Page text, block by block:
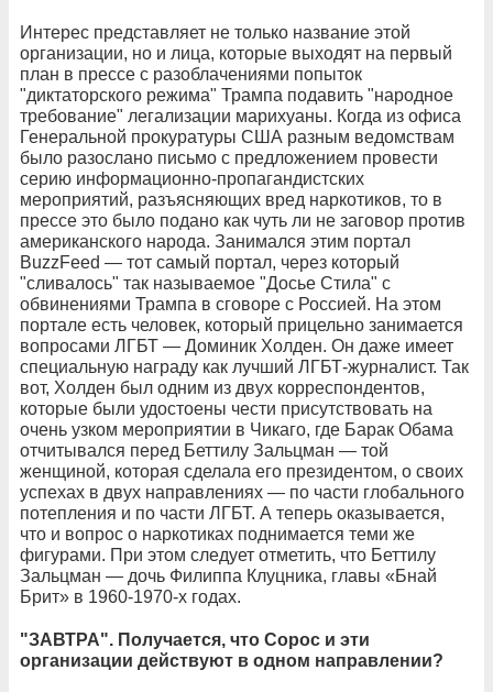
Интерес представляет не только название этой
организации, но и лица, которые выходят на первый
план в прессе с разоблачениями попыток
"диктаторского режима" Трампа подавить "народное
требование" легализации марихуаны. Когда из офиса
Генеральной прокуратуры США разным ведомствам
было разослано письмо с предложением провести
серию информационно-пропагандистских
мероприятий, разъясняющих вред наркотиков, то в
прессе это было подано как чуть ли не заговор против
американского народа. Занимался этим портал
BuzzFeed — тот самый портал, через который
"сливалось" так называемое "Досье Стила" с
обвинениями Трампа в сговоре с Россией. На этом
портале есть человек, который прицельно занимается
вопросами ЛГБТ — Доминик Холден. Он даже имеет
специальную награду как лучший ЛГБТ-журналист. Так
вот, Холден был одним из двух корреспондентов,
которые были удостоены чести присутствовать на
очень узком мероприятии в Чикаго, где Барак Обама
отчитывался перед Беттилу Зальцман — той
женщиной, которая сделала его президентом, о своих
успехах в двух направлениях — по части глобального
потепления и по части ЛГБТ. А теперь оказывается,
что и вопрос о наркотиках поднимается теми же
фигурами. При этом следует отметить, что Беттилу
Зальцман — дочь Филиппа Клуцника, главы «Бнай
Брит» в 1960-1970-х годах.
"ЗАВТРА". Получается, что Сорос и эти
организации действуют в одном направлении?